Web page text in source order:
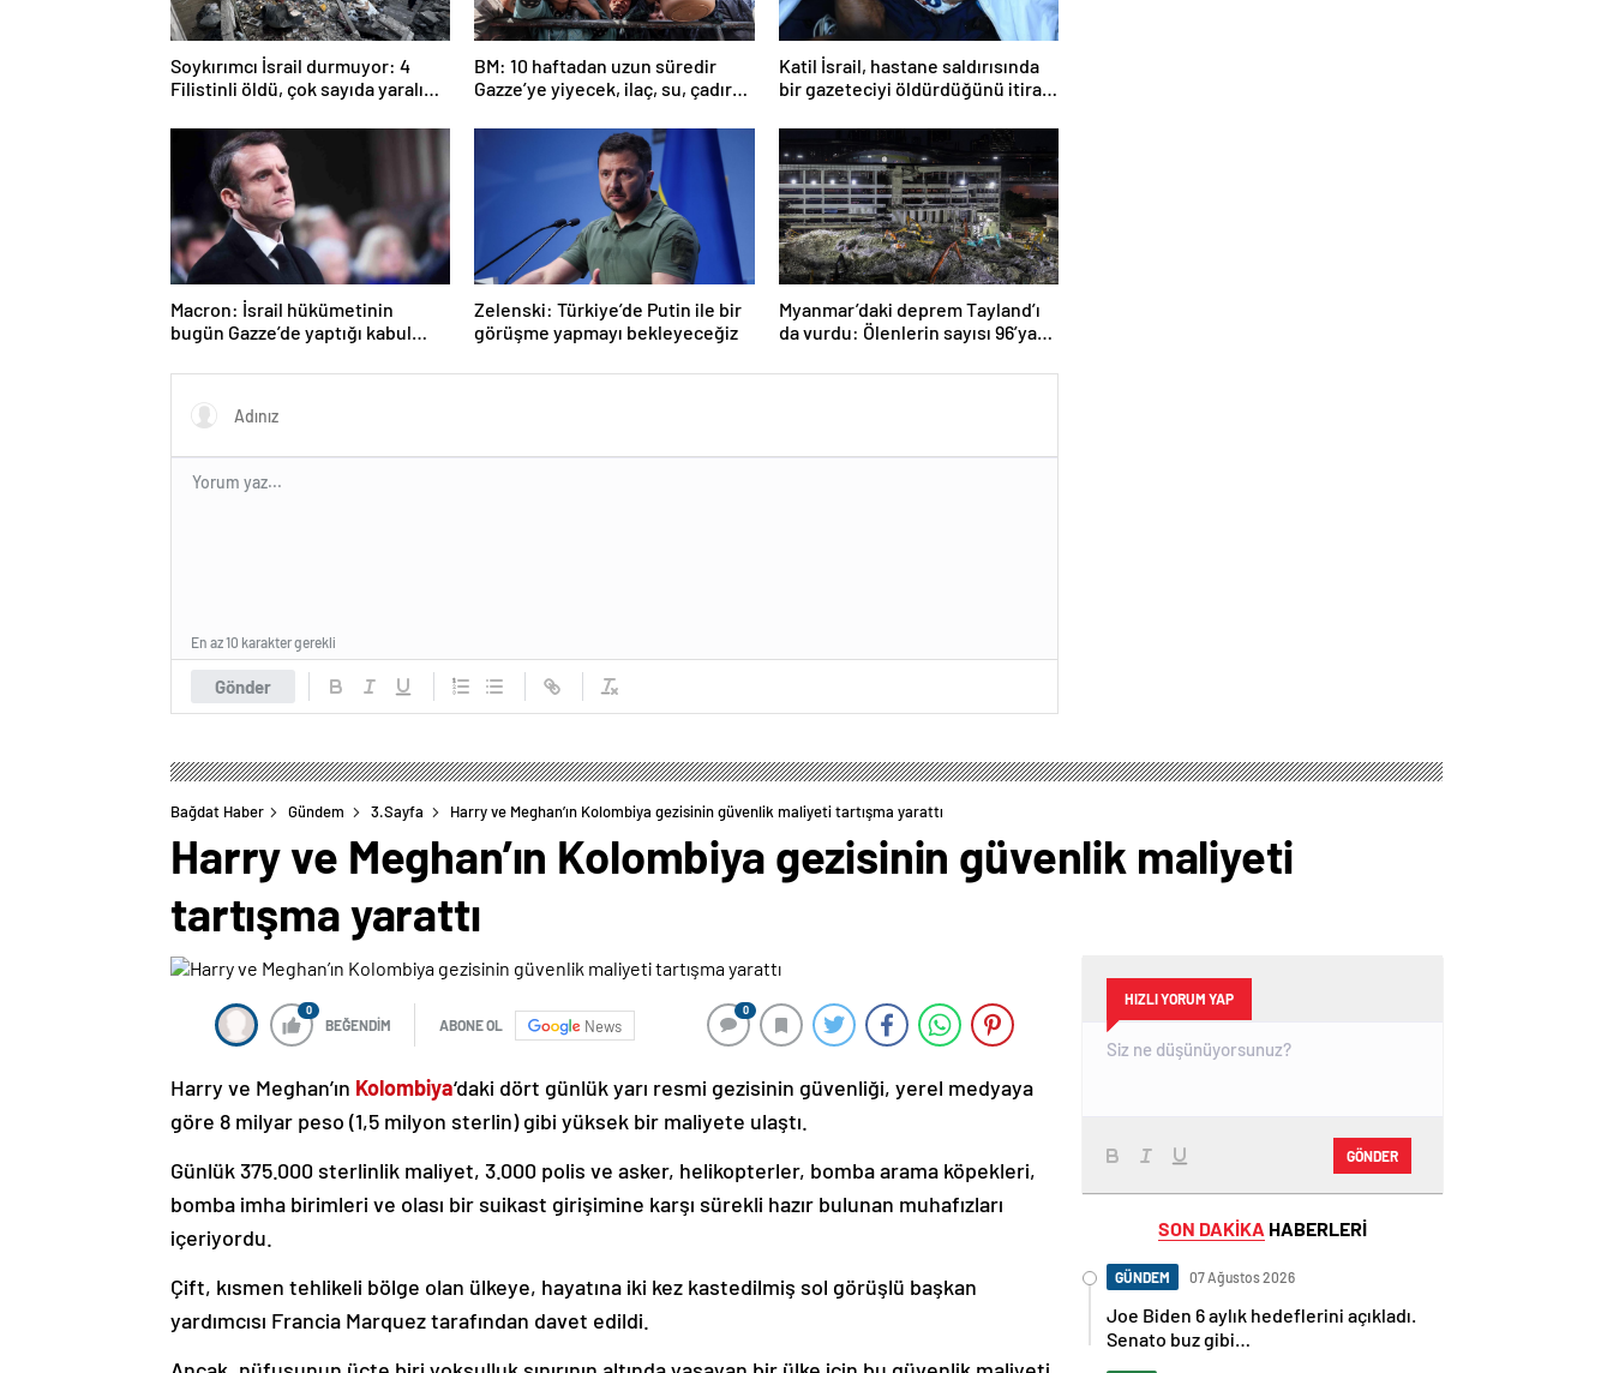
Soykırımcı İsrail durmuyor: 4
Filistinli öldü, çok sayıda yaralı
BM: 10 haftadan uzun süredir
Gazze’ye yiyecek, ilaç, su, çadır
Katil İsrail, hastane saldırısında
bir gazeteciyi öldürdüğünü itiraf
Macron: İsrail hükümetinin
bugün Gazze’de yaptığı kabul
Zelenski: Türkiye’de Putin ile bir
görüşme yapmayı bekleyeceğiz
Myanmar’daki deprem Tayland’ı
da vurdu: Ölenlerin sayısı 96’ya
Gönder
En az 10 karakter gerekli
Bağdat Haber Gündem 3.Sayfa Harry ve Meghan’ın Kolombiya gezisinin güvenlik maliyeti tartışma yarattı
Harry ve Meghan’ın Kolombiya gezisinin güvenlik maliyeti
tartışma yarattı
0
BEĞENDİM ABONE OL News
0
Harry ve Meghan’ın Kolombiya‘daki dört günlük yarı resmi gezisinin güvenliği, yerel medyaya
göre 8 milyar peso (1,5 milyon sterlin) gibi yüksek bir maliyete ulaştı.
Günlük 375.000 sterlinlik maliyet, 3.000 polis ve asker, helikopterler, bomba arama köpekleri,
bomba imha birimleri ve olası bir suikast girişimine karşı sürekli hazır bulunan muhafızları
içeriyordu.
Çift, kısmen tehlikeli bölge olan ülkeye, hayatına iki kez kastedilmiş sol görüşlü başkan
yardımcısı Francia Marquez tarafından davet edildi.
HIZLI YORUM YAP
GÖNDER
SON DAKİKA HABERLERİ
GÜNDEM 07 Ağustos 2026
Joe Biden 6 aylık hedeflerini açıkladı.
Senato buz gibi…